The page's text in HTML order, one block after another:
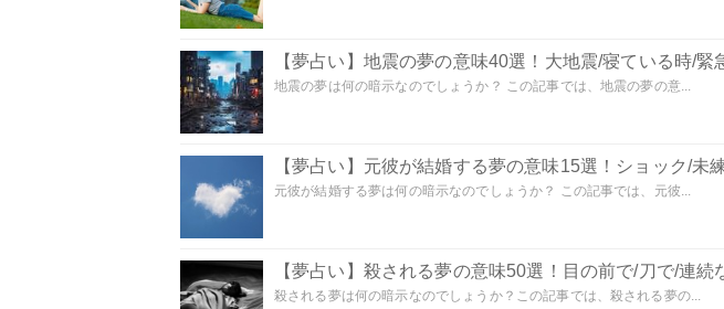
【夢占い】地震の夢の意味40選！大地震/寝ている時/緊
地震の夢は何の暗示なのでしょうか？ この記事では、地震の夢の意...
【夢占い】元彼が結婚する夢の意味15選！ショック/未
元彼が結婚する夢は何の暗示なのでしょうか？ この記事では、元彼...
【夢占い】殺される夢の意味50選！目の前で/刀で/連続
殺される夢は何の暗示なのでしょうか？この記事では、殺される夢の...